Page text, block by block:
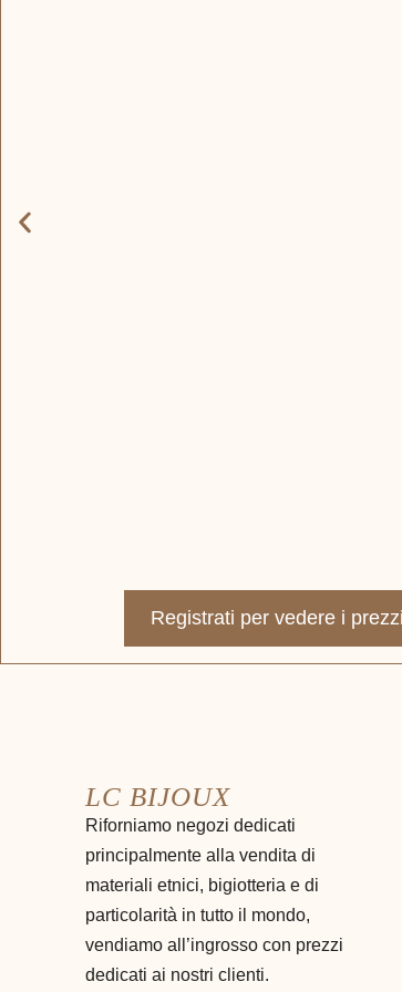
Registrati per vedere i prezzi
LC BIJOUX
Riforniamo negozi dedicati
principalmente alla vendita di
materiali etnici, bigiotteria e di
particolarità in tutto il mondo,
vendiamo all’ingrosso con prezzi
dedicati ai nostri clienti.